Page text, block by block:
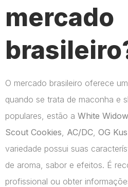
mercado
O mercado brasileiro oferece
quando se trata de maconha e
populares, estão a White Widow
Scout Cookies AC/DC OG
variedade possui suas
de aroma, sabor e efeitos. É
profissional ou obter